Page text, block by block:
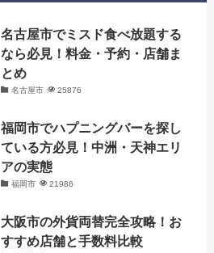
名古屋市でミスド食べ放題する
なら必見！料金・予約・店舗ま
とめ
名古屋市 25876
福岡市でハプニングバーを探し
ている方必見！中洲・天神エリ
アの実態
福岡市 21986
大阪市の外貨両替完全攻略！お
すすめ店舗と手数料比較